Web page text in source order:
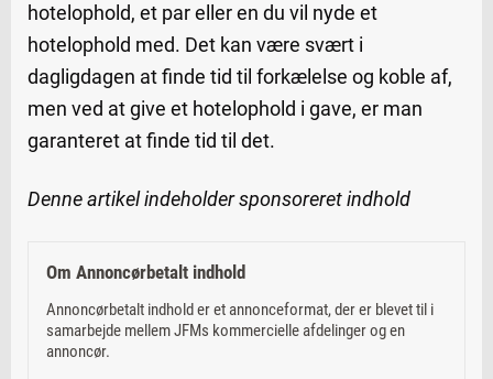
hotelophold, et par eller en du vil nyde et
hotelophold med. Det kan være svært i
dagligdagen at finde tid til forkælelse og koble af,
men ved at give et hotelophold i gave, er man
garanteret at finde tid til det.
Denne artikel indeholder sponsoreret indhold
Om Annoncørbetalt indhold
Annoncørbetalt indhold er et annonceformat, der er blevet til i
samarbejde mellem JFMs kommercielle afdelinger og en
annoncør.